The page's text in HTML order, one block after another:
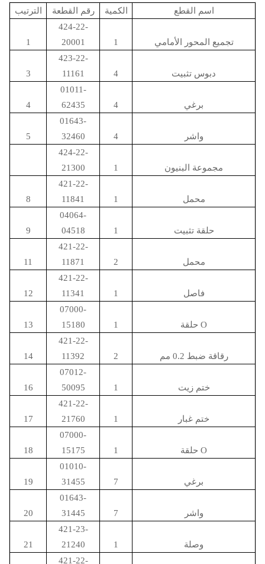
الترتيب رقم القطعة الكمية اسم القطع
1
424-22-
20001
1 تجميع المحور الأمامي
3
423-22-
11161
4 دبوس تثبيت
4
01011-
62435
4 برغي
5
01643-
32460
4
واشر
424-22-
21300
1 مجموعة البنيون
8
421-22-
11841
1 محمل
9
04064-
04518
1 حلقة تثبيت
11
421-22-
11871
2 محمل
12
421-22-
11341
1 فاصل
13
07000-
15180
1 حلقة O
14
421-22-
11392
2 رقاقة ضبط 0.2 مم
16
07012-
50095
1 ختم زيت
17
421-22-
21760
1 ختم غبار
18
07000-
15175
1 حلقة O
19
01010-
31455
7 برغي
20
01643-
31445
7 واشر
21
421-23-
21240
1
وصلة
421-22-